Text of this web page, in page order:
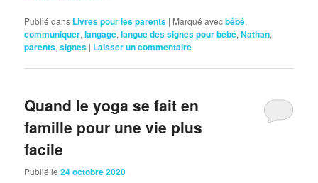
Publié dans Livres pour les parents | Marqué avecbébé,
communiquer,langage,langue des signes pour bébé,Nathan,
parents,signes | Laisser un commentaire
Quand le yoga se fait en
famille pour une vie plus
facile
Publié le24 octobre 2020